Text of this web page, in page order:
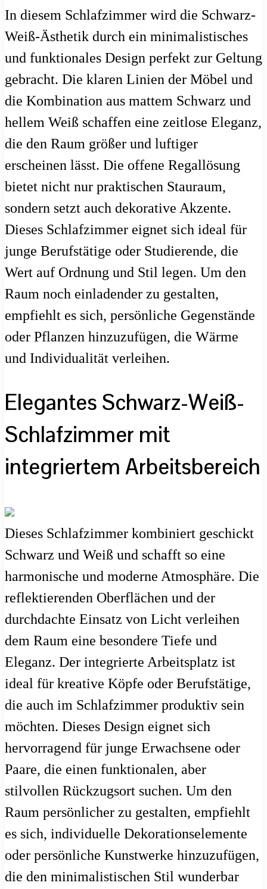
In diesem Schlafzimmer wird die Schwarz-
Weiß-Ästhetik durch ein minimalistisches
und funktionales Design perfekt zur Geltung
gebracht. Die klaren Linien der Möbel und
die Kombination aus mattem Schwarz und
hellem Weiß schaffen eine zeitlose Eleganz,
die den Raum größer und luftiger
erscheinen lässt. Die offene Regallösung
bietet nicht nur praktischen Stauraum,
sondern setzt auch dekorative Akzente.
Dieses Schlafzimmer eignet sich ideal für
junge Berufstätige oder Studierende, die
Wert auf Ordnung und Stil legen. Um den
Raum noch einladender zu gestalten,
empfiehlt es sich, persönliche Gegenstände
oder Pflanzen hinzuzufügen, die Wärme
und Individualität verleihen.
Elegantes Schwarz-Weiß-
Schlafzimmer mit
integriertem Arbeitsbereich
Dieses Schlafzimmer kombiniert geschickt
Schwarz und Weiß und schafft so eine
harmonische und moderne Atmosphäre. Die
reflektierenden Oberflächen und der
durchdachte Einsatz von Licht verleihen
dem Raum eine besondere Tiefe und
Eleganz. Der integrierte Arbeitsplatz ist
ideal für kreative Köpfe oder Berufstätige,
die auch im Schlafzimmer produktiv sein
möchten. Dieses Design eignet sich
hervorragend für junge Erwachsene oder
Paare, die einen funktionalen, aber
stilvollen Rückzugsort suchen. Um den
Raum persönlicher zu gestalten, empfiehlt
es sich, individuelle Dekorationselemente
oder persönliche Kunstwerke hinzuzufügen,
die den minimalistischen Stil wunderbar